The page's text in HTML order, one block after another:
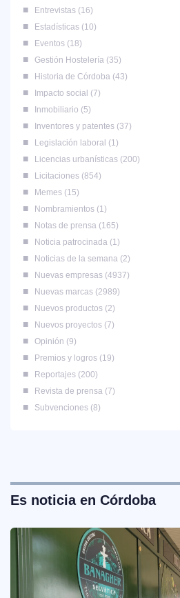
Entrevistas 16
Estadísticas 10
Eventos 18
Gestión Hostelería 35
Historia de Córdoba 43
Impacto social
7
Inmobiliario 5
Inventores y patentes 37
Legislación laboral
1
Licencias urbanísticas 200
Licitaciones 854
Memes 15
Nombramientos 1
Notas de prensa 165
Noticia patrocinada 1
Noticias de la semana 2
Nuevas empresas 4937
Nuevas marcas 2989
Nuevos productos 2
Nuevos proyectos 7
Opinión 9
Premios y logros 19
Reportajes 200
Revista de prensa 7
Subvenciones 8
Es noticia en Córdoba